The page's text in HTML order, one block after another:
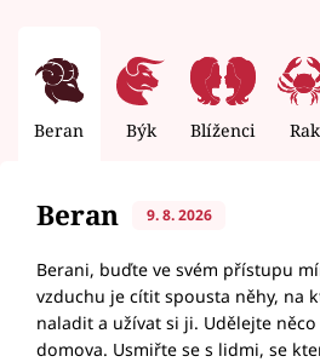
Beran Býk Blíženci Rak
Beran 9. 8. 2026
Berani, buďte ve svém přístupu
vzduchu je cítit spousta něhy, na
naladit a užívat si ji. Udělejte
domova. Usmiřte se s lidmi, se